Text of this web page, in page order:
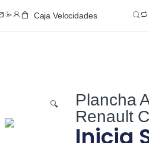
Caja Velocidades
🔍
Plancha
Renault
Inicia